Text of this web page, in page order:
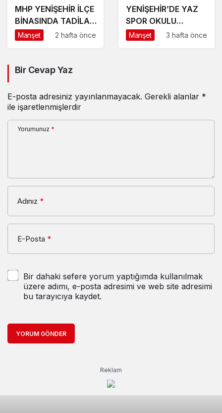
MHP YENİŞEHİR İLÇE
BİNASINDA TADİLAT
BAŞLADI
Manşet 2 hafta önce
YENİŞEHİR’DE YAZ
SPOR OKULU
HEYECANI BAŞLADI
Manşet 3 hafta önce
Bir Cevap Yaz
E-posta adresiniz yayınlanmayacak. Gerekli alanlar *
ile işaretlenmişlerdir
Yorumunuz *
Adınız *
E-Posta *
Bir dahaki sefere yorum yaptığımda kullanılmak
üzere adımı, e-posta adresimi ve web site adresimi
bu tarayıcıya kaydet.
YORUM GÖNDER
Reklam